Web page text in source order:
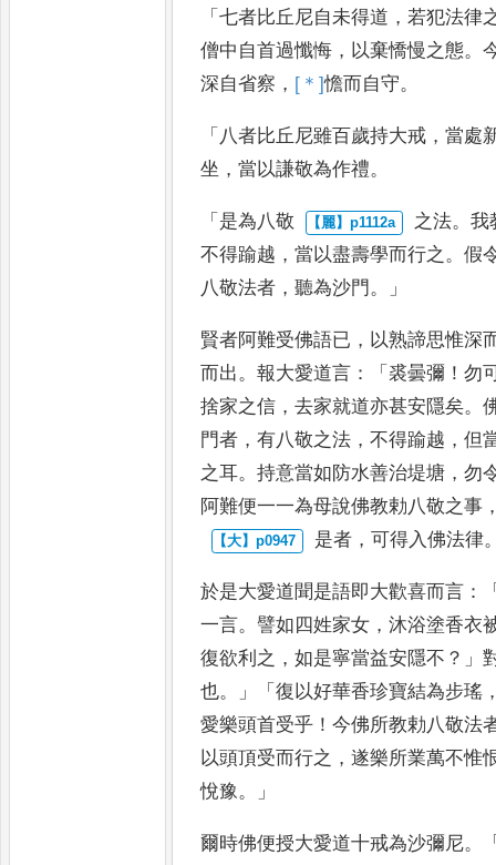
「七者比丘尼自未得道 ，若犯法律
僧中自首過懺悔 ， 以棄憍慢之態。
深自省察 ， [＊]憺而 自守。
「 八者比丘尼雖百歲持大戒 ，當處
坐 ，當以謙敬為作禮。
「 是為八敬 之法。我
不得踰越 ，當以盡壽學而行之。假
八敬法者 ，聽為沙門。」
賢者阿難受佛語已 ， 以熟諦思惟深
而出。報大愛道言 ：「 裘曇彌 ！勿
捨家之信 ，去家就道亦甚安隱矣。
門者 ，有八敬之法 ，不得踰越 ，但
之耳。持意當如防水善治堤塘 ，勿
阿難便一一為母說佛教勅八敬之事
是者 ，可得入佛法律
於是大愛道聞是語即大歡喜而言 ：
一言。譬如四姓家女 ，沐浴塗香衣
復欲利 之 ，如是寧當益安隱不 ？」
也。」「復以好華香珍寶結為步瑤
愛樂頭首受乎 ！今佛所教勅八敬法
以頭頂受而行之 ，遂樂所業萬不惟
悅豫。」
爾時佛便授大愛道十戒為沙彌尼。